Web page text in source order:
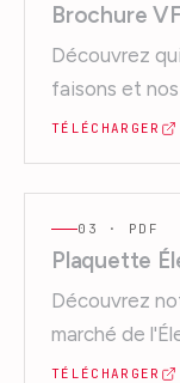
Brochure
Découvrez
faisons et
TÉLÉCHARGER
03 · PDF
Plaquette
Découvrez
marché de
TÉLÉCHARGER